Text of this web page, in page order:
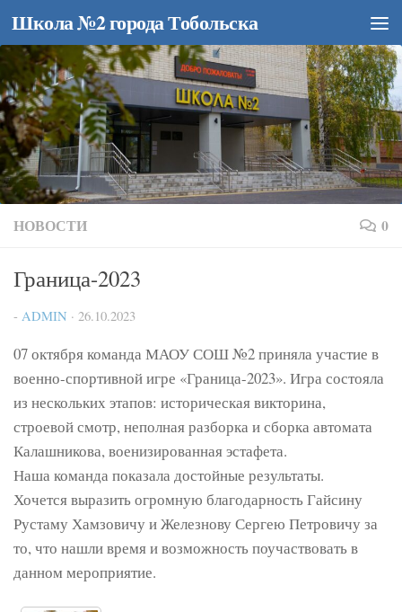
Перейти к содержимому
Школа №2 города Тобольска
НОВОСТИ 0
Граница-2023
- ADMIN · 26.10.2023
07 октября команда МАОУ СОШ №2 приняла участие в
военно-спортивной игре «Граница-2023». Игра состояла
из нескольких этапов: историческая викторина,
строевой смотр, неполная разборка и сборка автомата
Калашникова, военизированная эстафета.
Наша команда показала достойные результаты.
Хочется выразить огромную благодарность Гайсину
Рустаму Хамзовичу и Железнову Сергею Петровичу за
то, что нашли время и возможность поучаствовать в
данном мероприятие.